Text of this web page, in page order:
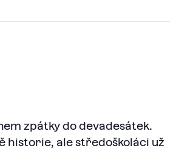
zpátky do devadesátek.
historie, ale středoškoláci už